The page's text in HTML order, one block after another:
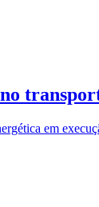
em